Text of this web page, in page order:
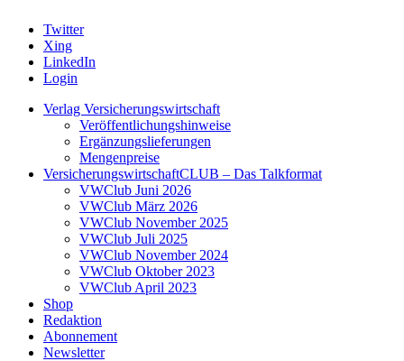
Twitter
Xing
LinkedIn
Login
Verlag Versicherungswirtschaft
Veröffentlichungshinweise
Ergänzungslieferungen
Mengenpreise
VersicherungswirtschaftCLUB – Das Talkformat
VWClub Juni 2026
VWClub März 2026
VWClub November 2025
VWClub Juli 2025
VWClub November 2024
VWClub Oktober 2023
VWClub April 2023
Shop
Redaktion
Abonnement
Newsletter